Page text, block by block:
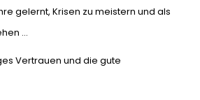
gelernt, Krisen zu meistern und als
…
Vertrauen und die gute